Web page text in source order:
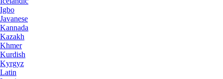
Igbo
Javanese
Kannada
Kazakh
Khmer
Kurdish
Kyrgyz
Latin